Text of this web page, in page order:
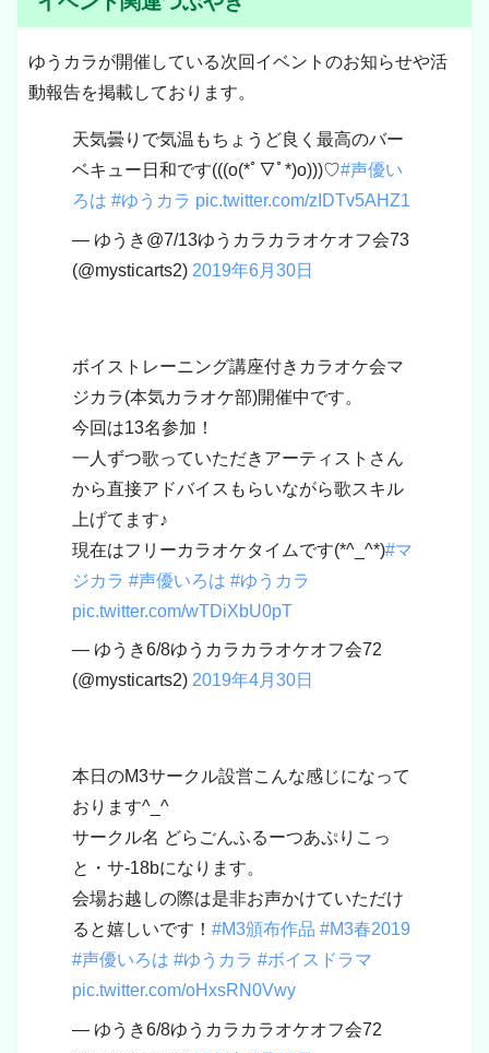
ゆうカラが開催している次回イベントのお知らせや活
動報告を掲載しております。
天気曇りで気温もちょうど良く最高のバー
ベキュー日和です(((o(*ﾟ▽ﾟ*)o)))♡#声優い
ろは #ゆうカラ pic.twitter.com/zIDTv5AHZ1
— ゆうき@7/13ゆうカラカラオケオフ会73
(@mysticarts2) 2019年6月30日
ボイストレーニング講座付きカラオケ会マ
ジカラ(本気カラオケ部)開催中です。
今回は13名参加！
一人ずつ歌っていただきアーティストさん
から直接アドバイスもらいながら歌スキル
上げてます♪
現在はフリーカラオケタイムです(*^_^*)#マ
ジカラ #声優いろは #ゆうカラ
pic.twitter.com/wTDiXbU0pT
— ゆうき6/8ゆうカラカラオケオフ会72
(@mysticarts2) 2019年4月30日
本日のM3サークル設営こんな感じになって
おります^_^
サークル名 どらごんふるーつあぷりこっ
と・サ-18bになります。
会場お越しの際は是非お声かけていただけ
ると嬉しいです！ #M3頒布作品 #M3春2019
#声優いろは #ゆうカラ #ボイスドラマ
pic.twitter.com/oHxsRN0Vwy
— ゆうき6/8ゆうカラカラオケオフ会72